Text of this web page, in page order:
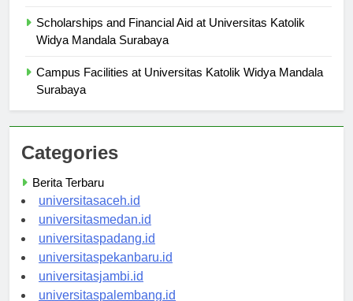
Scholarships and Financial Aid at Universitas Katolik
Campus Facilities at Universitas Katolik Widya Mandala
Categories
Berita Terbaru
universitasaceh.id
universitasmedan.id
universitaspadang.id
universitaspekanbaru.id
universitasjambi.id